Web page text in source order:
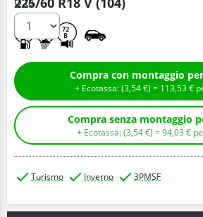
72
B
+ Ecotassa: (3,54€ ) = 113,53€
+ Ecotassa: (3,54€ ) =94,03 €
Turismo Inverno 3PMSF